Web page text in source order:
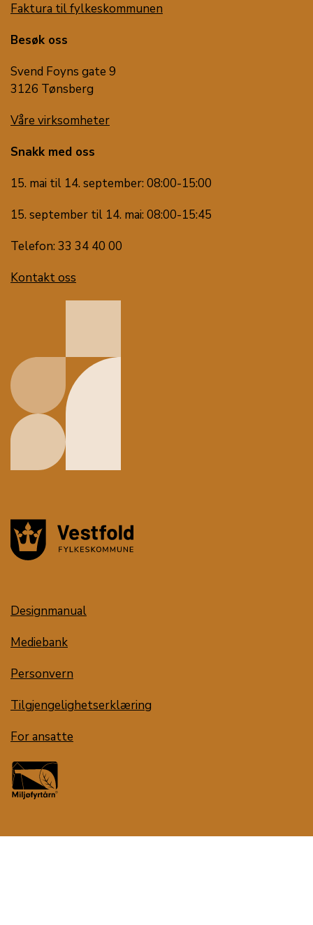
Faktura til fylkeskommunen
Besøk oss
Svend Foyns gate 9
3126 Tønsberg
Våre virksomheter
Snakk med oss
15. mai til 14. september: 08:00-15:00
15. september til 14. mai: 08:00-15:45
Telefon: 33 34 40 00
Kontakt oss
Designmanual
Mediebank
Personvern
Tilgjengelighetserklæring
For ansatte